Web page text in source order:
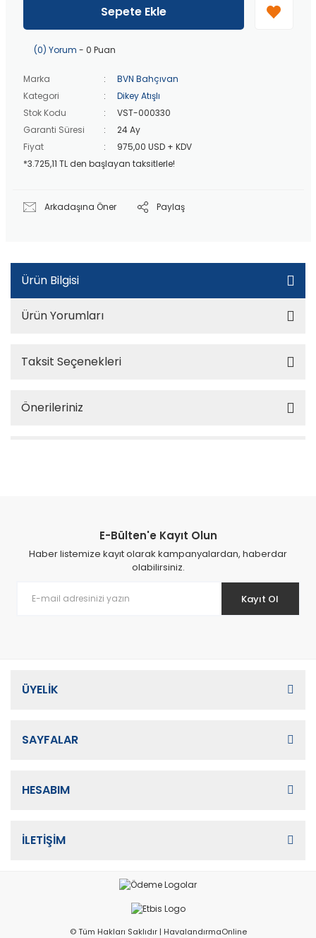
üzeri ücretsiz kargo!
40 bin TLüzeri özel teklif!
Sepete Ekle
(0) Yorum - 0 Puan
Marka
BVN Bahçıvan
Kategori
Dikey Atışlı
Stok Kodu
VST-000330
Garanti Süresi
24 Ay
Fiyat
975,00 USD + KDV
*3.725,11 TL den başlayan taksitlerle!
Arkadaşına Öner Paylaş
Ürün Bilgisi
Ürün Yorumları
Taksit Seçenekleri
Önerileriniz
E-Bülten'e Kayıt Olun
Haber listemize kayıt olarak kampanyalardan, haberdar
olabilirsiniz.
Kayıt Ol
ÜYELİK
SAYFALAR
HESABIM
İLETİŞİM
© Tüm Hakları Saklıdır | HavalandırmaOnline